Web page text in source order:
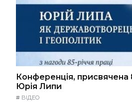
Конференція, присвячена
Юрія Липи
# ВІДЕО